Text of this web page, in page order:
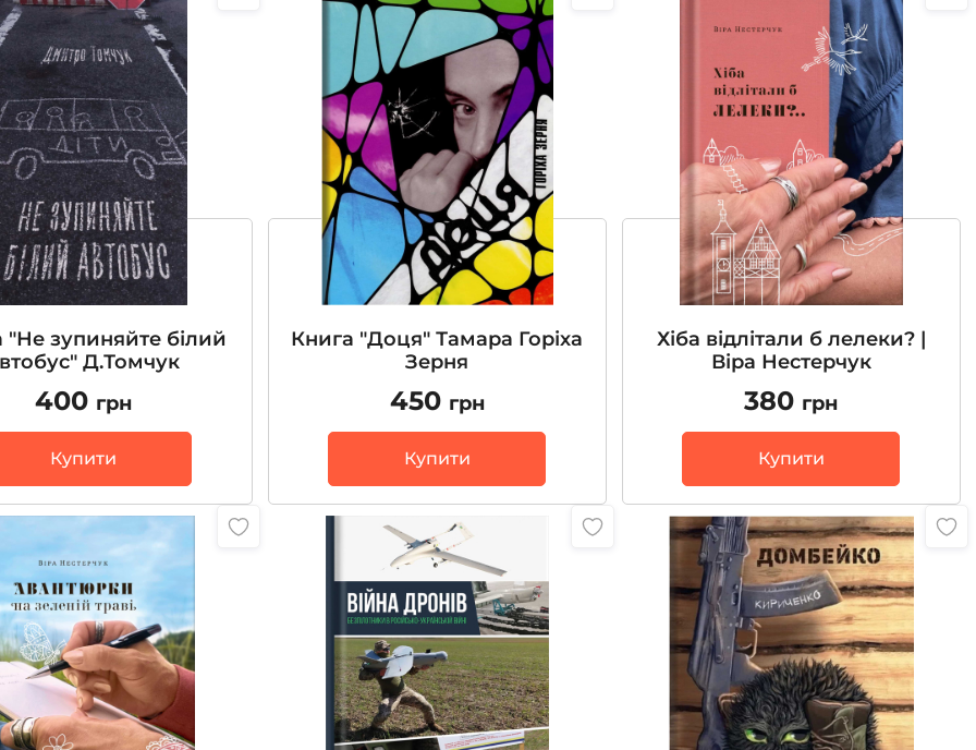
"Не зупиняйте білий
Д.Томчук
400 грн
Купити
Книга "Доця" Тамара Горіха
Зерня
450 грн
Купити
Хіба відлітали б лелеки? |
Віра Нестерчук
380 грн
Купити